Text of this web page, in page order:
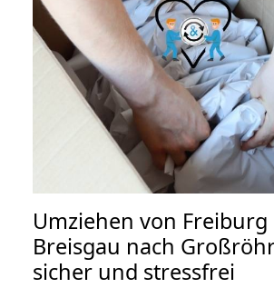
Umziehen von Freiburg
Breisgau nach
sicher und stressfrei